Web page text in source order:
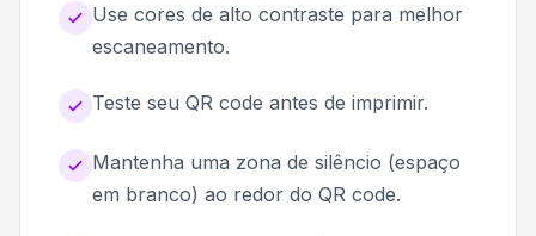
Use cores de alto contraste para melhor
escaneamento.
Teste seu QR code antes de imprimir.
Mantenha uma zona de silêncio (espaço
em branco) ao redor do QR code.